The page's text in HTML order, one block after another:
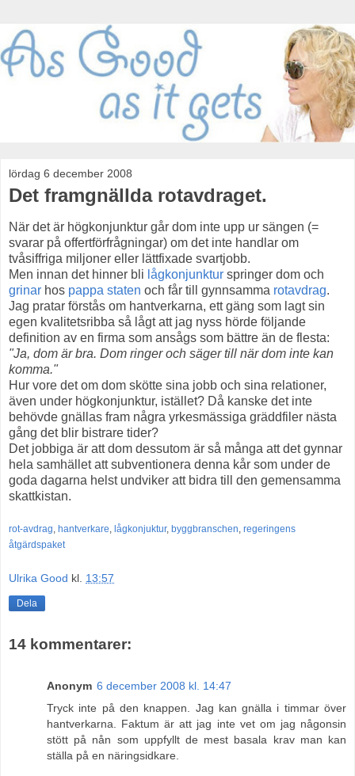
lördag 6 december 2008
Det framgnällda rotavdraget.
När det är högkonjunktur går dom inte upp ur sängen (=
svarar på offertförfrågningar) om det inte handlar om
tvåsiffriga miljoner eller lättfixade svartjobb.
Men innan det hinner bli lågkonjunktur springer dom och
grinar hos pappa staten och får till gynnsamma rotavdrag.
Jag pratar förstås om hantverkarna, ett gäng som lagt sin
egen kvalitetsribba så lågt att jag nyss hörde följande
definition av en firma som ansågs som bättre än de flesta:
"Ja, dom är bra. Dom ringer och säger till när dom inte kan
komma."
Hur vore det om dom skötte sina jobb och sina relationer,
även under högkonjunktur, istället? Då kanske det inte
behövde gnällas fram några yrkesmässiga gräddfiler nästa
gång det blir bistrare tider?
Det jobbiga är att dom dessutom är så många att det gynnar
hela samhället att subventionera denna kår som under de
goda dagarna helst undviker att bidra till den gemensamma
skattkistan.
rot-avdrag, hantverkare, lågkonjuktur, byggbranschen, regeringens
åtgärdspaket
Ulrika Good kl. 13:57
Dela
14 kommentarer:
Anonym 6 december 2008 kl. 14:47
Tryck inte på den knappen. Jag kan gnälla i timmar över
hantverkarna. Faktum är att jag inte vet om jag någonsin
stött på nån som uppfyllt de mest basala krav man kan
ställa på en näringsidkare.